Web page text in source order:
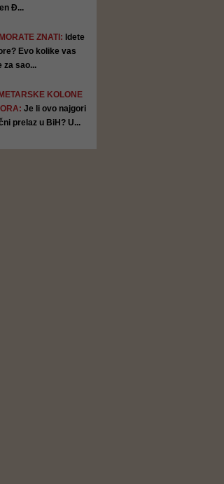
Đ...
ZNATI: Idete
Evo kolike vas
za sao...
KOLONE
Je li ovo najgori
prelaz u BiH? U...